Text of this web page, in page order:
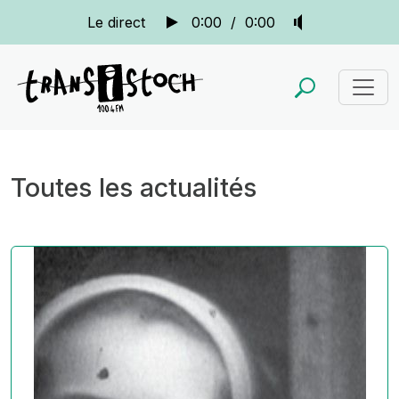
Le direct 0:00 / 0:00
Toutes les actualités